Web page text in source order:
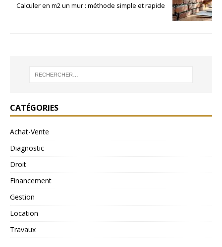
Calculer en m2 un mur : méthode simple et rapide
CATÉGORIES
Achat-Vente
Diagnostic
Droit
Financement
Gestion
Location
Travaux